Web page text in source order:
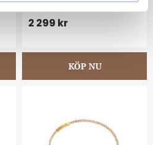
2 299 kr